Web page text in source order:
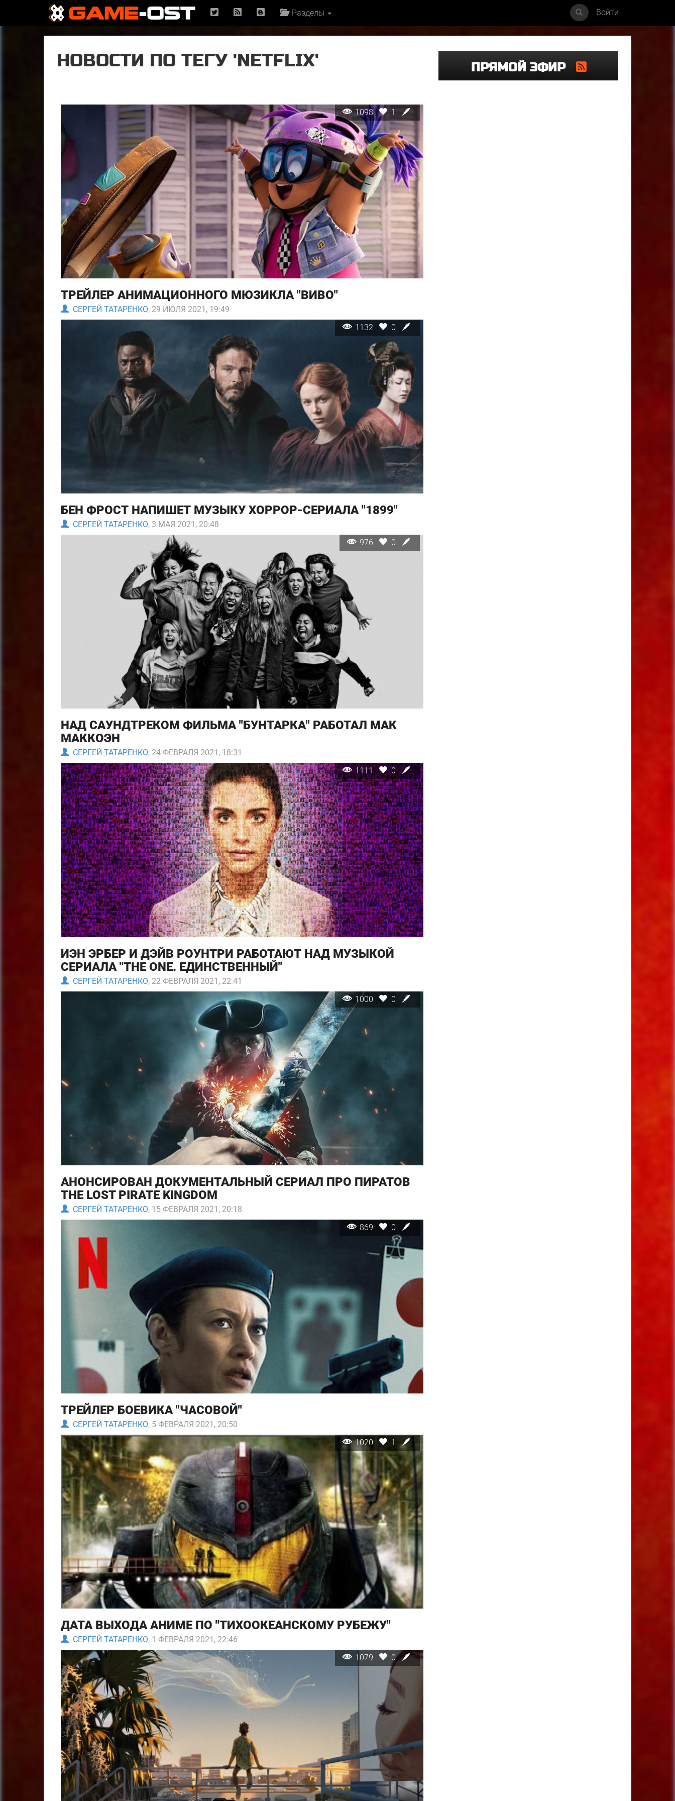
Разделы Войти
НОВОСТИ ПО ТЕГУ 'NETFLIX'
1098 1
ТРЕЙЛЕР АНИМАЦИОННОГО МЮЗИКЛА "ВИВО"
СЕРГЕЙ ТАТАРЕНКО, 29 ИЮЛЯ 2021, 19:49
1132 0
БЕН ФРОСТ НАПИШЕТ МУЗЫКУ ХОРРОР-СЕРИАЛА "1899"
СЕРГЕЙ ТАТАРЕНКО, 3 МАЯ 2021, 20:48
976 0
НАД САУНДТРЕКОМ ФИЛЬМА "БУНТАРКА" РАБОТАЛ МАК
МАККОЭН
СЕРГЕЙ ТАТАРЕНКО, 24 ФЕВРАЛЯ 2021, 18:31
1111 0
ИЭН ЭРБЕР И ДЭЙВ РОУНТРИ РАБОТАЮТ НАД МУЗЫКОЙ
СЕРИАЛА "THE ONE. ЕДИНСТВЕННЫЙ"
СЕРГЕЙ ТАТАРЕНКО, 22 ФЕВРАЛЯ 2021, 22:41
1000 0
АНОНСИРОВАН ДОКУМЕНТАЛЬНЫЙ СЕРИАЛ ПРО ПИРАТОВ
THE LOST PIRATE KINGDOM
СЕРГЕЙ ТАТАРЕНКО, 15 ФЕВРАЛЯ 2021, 20:18
869 0
ТРЕЙЛЕР БОЕВИКА "ЧАСОВОЙ"
СЕРГЕЙ ТАТАРЕНКО, 5 ФЕВРАЛЯ 2021, 20:50
1020 1
ДАТА ВЫХОДА АНИМЕ ПО "ТИХООКЕАНСКОМУ РУБЕЖУ"
СЕРГЕЙ ТАТАРЕНКО, 1 ФЕВРАЛЯ 2021, 22:46
1079 0
ПРЯМОЙ ЭФИР